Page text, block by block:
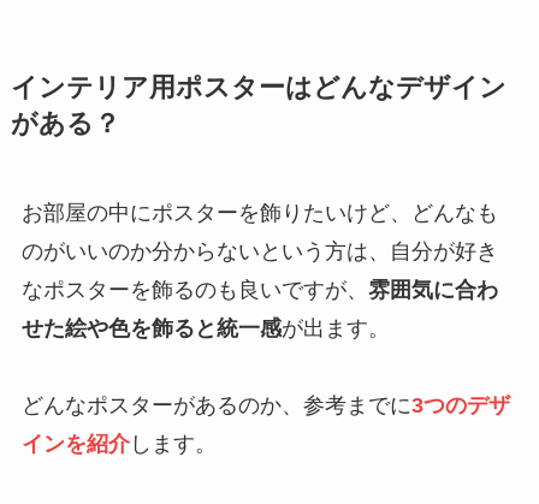
インテリア用ポスターはどんなデザイン
がある？
お部屋の中にポスターを飾りたいけど、どんなも
のがいいのか分からないという方は、自分が好き
なポスターを飾るのも良いですが、 雰囲気に合わ
せた絵や色を飾ると統一感が出ます。
どんなポスターがあるのか、参考までに3つのデザ
インを紹介します。